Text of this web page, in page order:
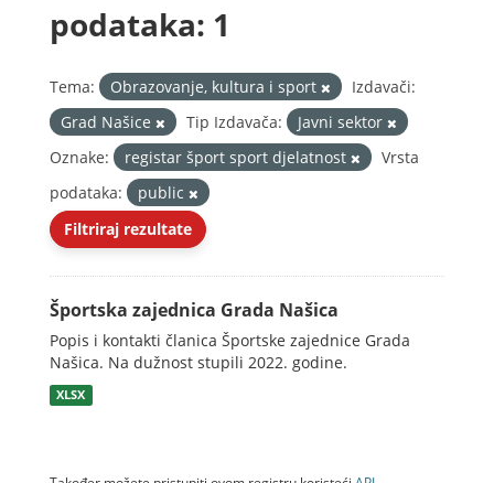
podataka: 1
Tema: Obrazovanje, kultura i sport
Izdavači:
Grad Našice
Tip Izdavača:
Javni sektor
Oznake:
registar šport sport djelatnost
Vrsta
podataka:
public
Filtriraj rezultate
Športska zajednica Grada Našica
Popis i kontakti članica Športske zajednice Grada
Našica. Na dužnost stupili 2022. godine.
XLSX